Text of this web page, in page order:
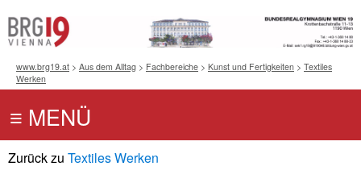
www.brg19.at > Aus dem Alltag > Fachbereiche > Kunst und Fertigkeiten > Textiles
Werken
Zurück zu Textiles Werken